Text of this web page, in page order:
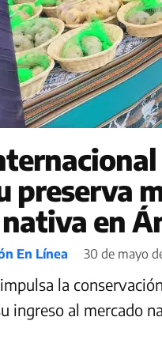
preserva
en
En Línea 30 de mayo
la
ingreso al mercado